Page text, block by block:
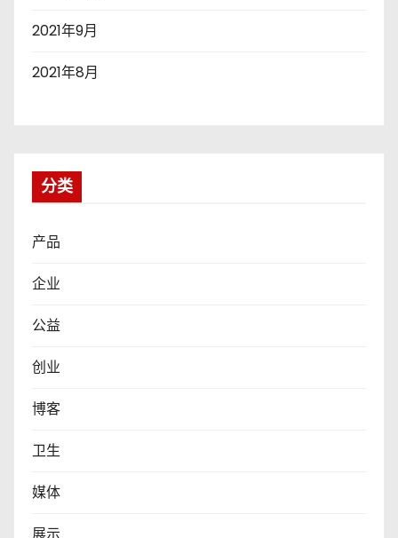
2021年9月
2021年8月
分类
产品
企业
公益
创业
博客
卫生
媒体